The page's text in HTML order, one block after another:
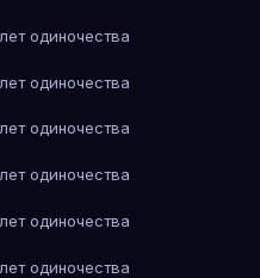
одиночества
одиночества
одиночества
одиночества
одиночества
одиночества